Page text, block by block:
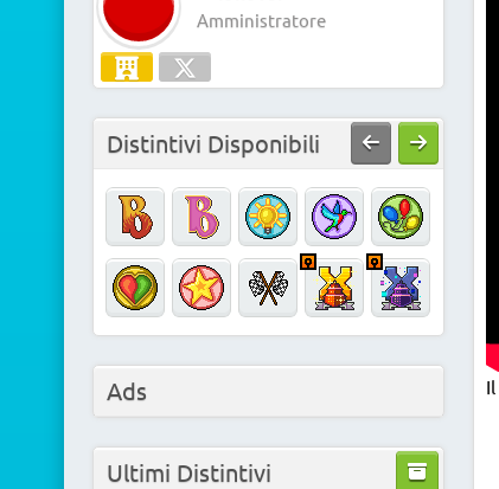
Il
Amministratore
Distintivi Disponibili
Ads
Ultimi Distintivi